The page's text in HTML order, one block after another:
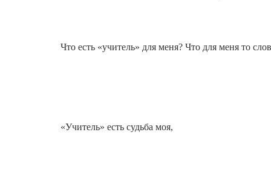
Что есть «учитель» для меня? Что для меня то
«Учитель» есть судьба моя,